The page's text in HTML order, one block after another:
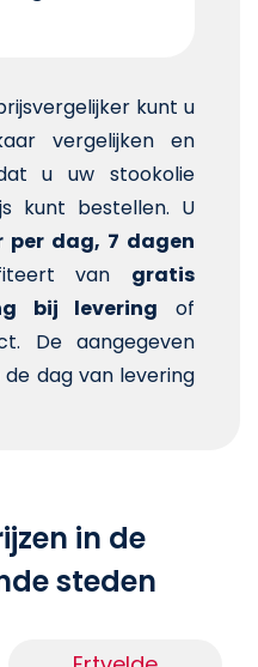
kunt u
vergelijken en
u uw stookolie
kunt bestellen. U
per dag, 7 dagen
van gratis
bij levering of
De aangegeven
de dag van levering
in de
steden